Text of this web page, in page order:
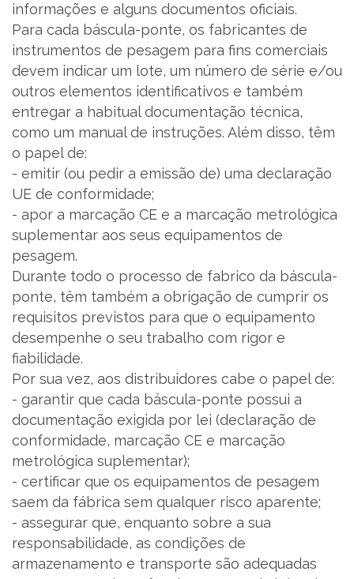
informações e alguns documentos oficiais.
Para cada báscula-ponte, os fabricantes de
instrumentos de pesagem para fins comerciais
devem indicar um lote, um número de série e/ou
outros elementos identificativos e também
entregar a habitual documentação técnica,
como um manual de instruções. Além disso, têm
o papel de:
- emitir (ou pedir a emissão de) uma declaração
UE de conformidade;
- apor a marcação CE e a marcação metrológica
suplementar aos seus equipamentos de
pesagem.
Durante todo o processo de fabrico da báscula-
ponte, têm também a obrigação de cumprir os
requisitos previstos para que o equipamento
desempenhe o seu trabalho com rigor e
fiabilidade.
Por sua vez, aos distribuidores cabe o papel de:
- garantir que cada báscula-ponte possui a
documentação exigida por lei (declaração de
conformidade, marcação CE e marcação
metrológica suplementar);
- certificar que os equipamentos de pesagem
saem da fábrica sem qualquer risco aparente;
- assegurar que, enquanto sobre a sua
responsabilidade, as condições de
armazenamento e transporte são adequadas